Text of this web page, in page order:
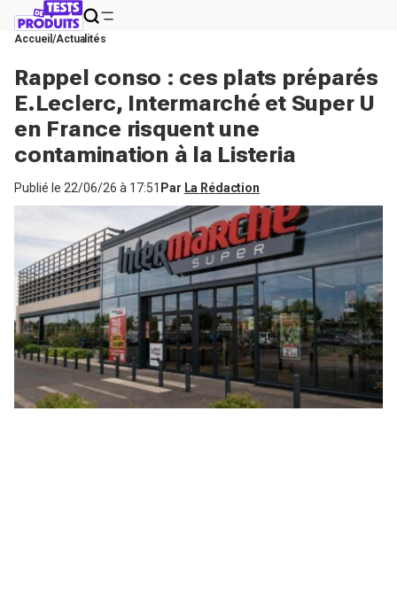
Accueil Actualités
Rappel conso : ces plats préparés
E.Leclerc, Intermarché et Super U
en France risquent une
contamination à la Listeria
Publié le 22/06/26 à 17:51 Par La Rédaction